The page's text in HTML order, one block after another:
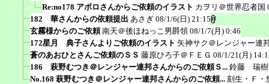
Re:no178 アポロさんからご依頼のイラスト カヲリ＠世界忍者国
182 華さんからの依頼提出 あさぎ 08/1/6(日) 21:15
玄霧様からのご依頼 南天＠後ほねっこ男爵領 08/1/7(月) 0:46
172星月 典子さんよりご依頼のイラスト 矢神サク＠レンジャー連
蒼のあおひとさんご依頼のＳＳ 藤原ひろ子＠ＦＥＧ 08/1/21(月)
186 萩野むつき＠レンジャー連邦さんからのご依頼Ｓ... 鈴藤 瑞樹
No.168 萩野むつき＠レンジャー連邦さんからのご依頼... 刻生・Ｆ・